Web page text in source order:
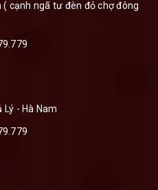
( cạnh ngã tư đèn đỏ chợ đông
Lý - Hà Nam